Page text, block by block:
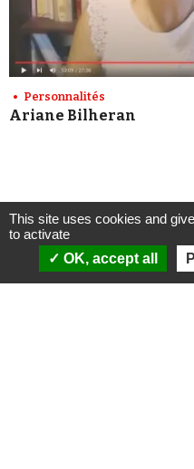
Personnalités
Ariane Bilheran
This site uses cookies and
to activate
OK, accept all